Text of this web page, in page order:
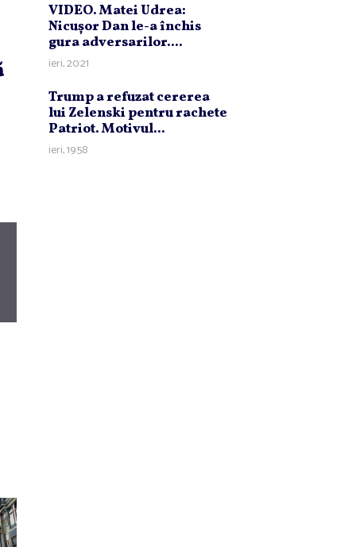
VIDEO. Matei Udrea:
Nicuşor Dan le-a închis
gura adversarilor....
ieri, 20:21
Trump a refuzat cererea
lui Zelenski pentru rachete
Patriot. Motivul...
ieri, 19:58